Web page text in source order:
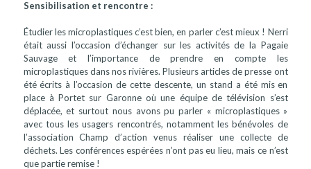
Sensibilisation et rencontre :
Étudier les microplastiques c’est bien, en parler c’est mieux ! Nerri
était aussi l’occasion d’échanger sur les activités de la Pagaie
Sauvage et l’importance de prendre en compte les
microplastiques dans nos rivières. Plusieurs articles de presse ont
été écrits à l’occasion de cette descente, un stand a été mis en
place à Portet sur Garonne où une équipe de télévision s’est
déplacée, et surtout nous avons pu parler « microplastiques »
avec tous les usagers rencontrés, notamment les bénévoles de
l’association Champ d’action venus réaliser une collecte de
déchets. Les conférences espérées n’ont pas eu lieu, mais ce n’est
que partie remise !